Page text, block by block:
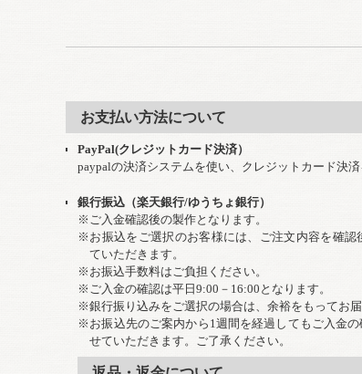
お支払い方法について
PayPal(クレジットカード決済）
paypalの決済システムを使い、クレジットカード決済
銀行振込（楽天銀行/ゆうちょ銀行）
※ご入金確認後の製作となります。
※お振込をご選択のお客様には、ご注文内容を確
ていただきます。
※お振込手数料はご負担ください。
※ご入金の確認は平日9:00－16:00となります。
※銀行振り込みをご選択の場合は、余裕をもってお届
※お振込先のご案内から1週間を経過してもご入金
せていただきます。ご了承ください。